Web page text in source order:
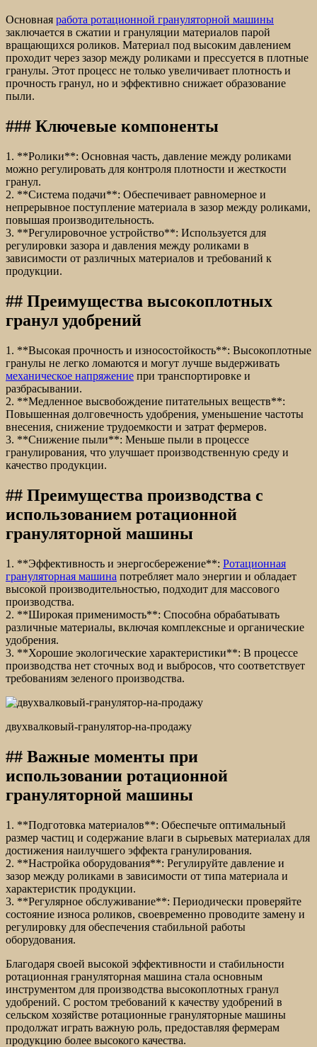
Основная работа ротационной грануляторной машины
заключается в сжатии и грануляции материалов парой
вращающихся роликов. Материал под высоким давлением
проходит через зазор между роликами и прессуется в плотные
гранулы. Этот процесс не только увеличивает плотность и
прочность гранул, но и эффективно снижает образование
пыли.
### Ключевые компоненты
1. **Ролики**: Основная часть, давление между роликами
можно регулировать для контроля плотности и жесткости
гранул.
2. **Система подачи**: Обеспечивает равномерное и
непрерывное поступление материала в зазор между роликами,
повышая производительность.
3. **Регулировочное устройство**: Используется для
регулировки зазора и давления между роликами в
зависимости от различных материалов и требований к
продукции.
## Преимущества высокоплотных
гранул удобрений
1. **Высокая прочность и износостойкость**: Высокоплотные
гранулы не легко ломаются и могут лучше выдерживать
механическое напряжение при транспортировке и
разбрасывании.
2. **Медленное высвобождение питательных веществ**:
Повышенная долговечность удобрения, уменьшение частоты
внесения, снижение трудоемкости и затрат фермеров.
3. **Снижение пыли**: Меньше пыли в процессе
гранулирования, что улучшает производственную среду и
качество продукции.
## Преимущества производства с
использованием ротационной
грануляторной машины
1. **Эффективность и энергосбережение**: Ротационная
грануляторная машина потребляет мало энергии и обладает
высокой производительностью, подходит для массового
производства.
2. **Широкая применимость**: Способна обрабатывать
различные материалы, включая комплексные и органические
удобрения.
3. **Хорошие экологические характеристики**: В процессе
производства нет сточных вод и выбросов, что соответствует
требованиям зеленого производства.
двухвалковый-гранулятор-на-продажу
## Важные моменты при
использовании ротационной
грануляторной машины
1. **Подготовка материалов**: Обеспечьте оптимальный
размер частиц и содержание влаги в сырьевых материалах для
достижения наилучшего эффекта гранулирования.
2. **Настройка оборудования**: Регулируйте давление и
зазор между роликами в зависимости от типа материала и
характеристик продукции.
3. **Регулярное обслуживание**: Периодически проверяйте
состояние износа роликов, своевременно проводите замену и
регулировку для обеспечения стабильной работы
оборудования.
Благодаря своей высокой эффективности и стабильности
ротационная грануляторная машина стала основным
инструментом для производства высокоплотных гранул
удобрений. С ростом требований к качеству удобрений в
сельском хозяйстве ротационные грануляторные машины
продолжат играть важную роль, предоставляя фермерам
продукцию более высокого качества.